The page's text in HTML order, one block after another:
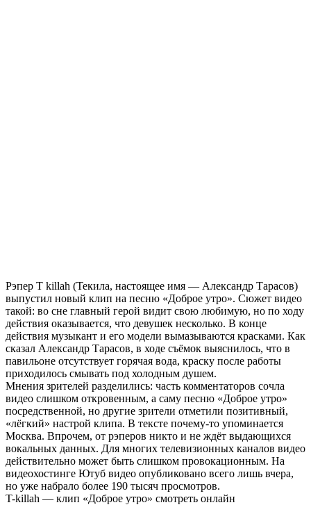
Рэпер T killah (Текила, настоящее имя — Александр Тарасов)
выпустил новый клип на песню «Доброе утро». Сюжет видео
такой: во сне главный герой видит свою любимую, но по ходу
действия оказывается, что девушек несколько. В конце
действия музыкант и его модели вымазываются красками. Как
сказал Александр Тарасов, в ходе съёмок выяснилось, что в
павильоне отсутствует горячая вода, краску после работы
приходилось смывать под холодным душем.
Мнения зрителей разделились: часть комментаторов сочла
видео слишком откровенным, а саму песню «Доброе утро»
посредственной, но другие зрители отметили позитивный,
«лёгкий» настрой клипа. В тексте почему-то упоминается
Москва. Впрочем, от рэперов никто и не ждёт выдающихся
вокальных данных. Для многих телевизионных каналов видео
действительно может быть слишком провокационным. На
видеохостинге Ютуб видео опубликовано всего лишь вчера,
но уже набрало более 190 тысяч просмотров.
T-killah — клип «Доброе утро» смотреть онлайн